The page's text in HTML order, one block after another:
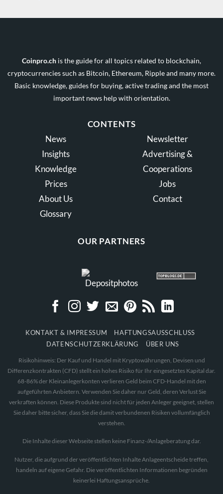
Coinpro.ch is the guide for all topics related to blockchain,
cryptocurrencies such as Bitcoin, Ethereum, Ripple and many more.
Basic knowledge, guides for buying, active trading and the most
important news help with orientation.
CONTENTS
News
Insights
Knowledge
Prices
About Us
Glossary
Newsletter
Advertising &
Cooperations
Jobs
Contact
OUR PARTNERS
KONTAKT & IMPRESSUM
HAFTUNGSAUSSCHLUSS
DATENSCHUTZERKLÄRUNG
ÜBER UNS
Risikohinweis: Der Kauf und Handel mit Kryptowährungen, Devisen und
Differenzkontrakten (CFD) stellt ein hohes Risiko für Ihr eingesetztes Kapital dar.
68-86% der Kleinanlegerkonten verlieren Geld beim CFD-Handel mit den
aufgeführten Anbietern. Verwenden Sie daher nur Geld, deren Verlust Sie
verkraften können. Diese Produkte sind nicht für jeden Anleger geeignet, stellen
Sie daher bitte sicher, dass Sie die damit verbundenen Risiken vollumfänglich
verstehen.
Die Inhalte dieser Webseite stellen keine Finanz-/Anlageberatung dar.
Nutzer, die aufgrund der veröffentlichten Inhalte Anlageentscheide treffen,
handeln auf eigene Gefahr. Die veröffentlichten Informationen begründen
keinerlei Haftungsansprüche.